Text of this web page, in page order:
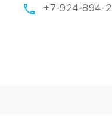
+7-924-894-